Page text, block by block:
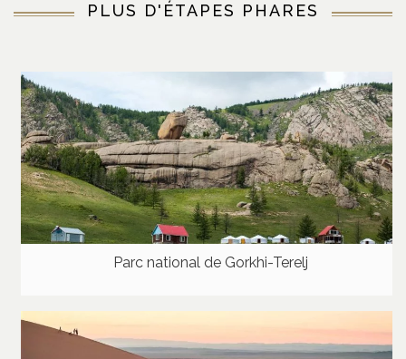
PLUS D'ÉTAPES PHARES
Parc national de Gorkhi-Terelj